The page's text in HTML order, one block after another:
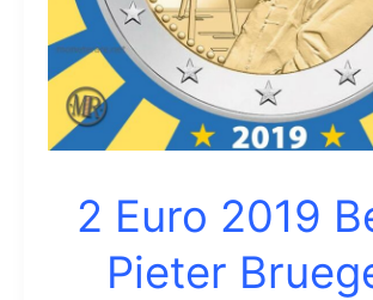
2 Euro 2019
Pieter